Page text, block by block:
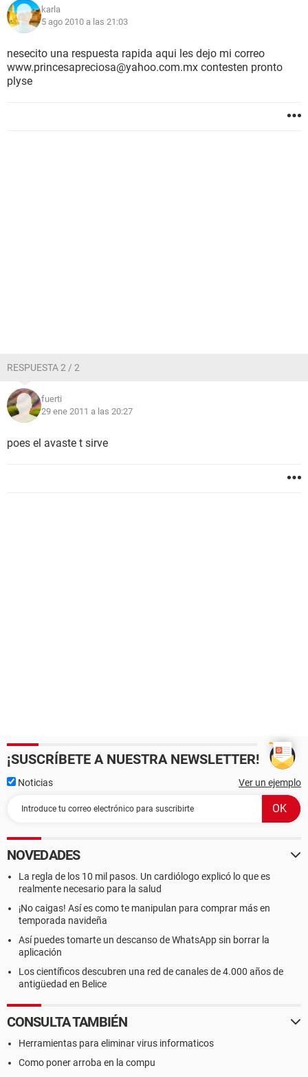
karla
5 ago 2010 a las 21:03
nesecito una respuesta rapida aqui les dejo mi correo
www.princesapreciosa@yahoo.com.mx contesten pronto
plyse
RESPUESTA 2 / 2
fuerti
29 ene 2011 a las 20:27
poes el avaste t sirve
¡SUSCRÍBETE A NUESTRA NEWSLETTER!
Noticias Ver un ejemplo
NOVEDADES
La regla de los 10 mil pasos. Un cardiólogo explicó lo que es
realmente necesario para la salud
¡No caigas! Así es como te manipulan para comprar más en
temporada navideña
Así puedes tomarte un descanso de WhatsApp sin borrar la
aplicación
Los científicos descubren una red de canales de 4.000 años de
antigüedad en Belice
CONSULTA TAMBIÉN
Herramientas para eliminar virus informaticos
Como poner arroba en la compu